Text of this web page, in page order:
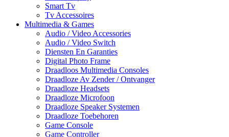
Smart Tv
Tv Accessoires
Multimedia & Games
Audio / Video Accessories
Audio / Video Switch
Diensten En Garanties
Digital Photo Frame
Draadloos Multimedia Consoles
Draadloze Av Zender / Ontvanger
Draadloze Headsets
Draadloze Microfoon
Draadloze Speaker Systemen
Draadloze Toebehoren
Game Console
Game Controller